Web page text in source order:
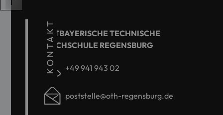
KONTAKT
OSTBAYERISCHE TECHNISCHE
HOCHSCHULE REGENSBURG
+49 941 943 02
poststelle@oth-regensburg.de